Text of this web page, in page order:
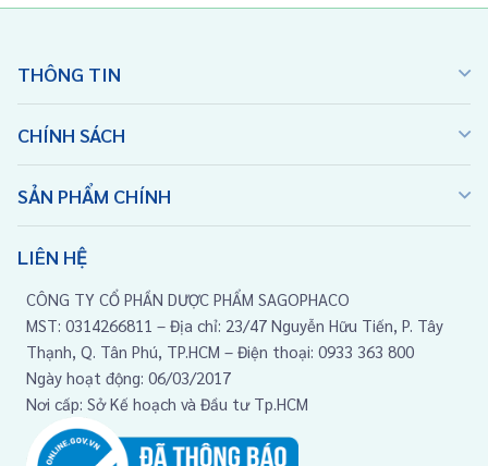
THÔNG TIN
CHÍNH SÁCH
SẢN PHẨM CHÍNH
LIÊN HỆ
CÔNG TY CỔ PHẦN DƯỢC PHẨM SAGOPHACO
MST: 0314266811 – Địa chỉ: 23/47 Nguyễn Hữu Tiến, P. Tây
Thạnh, Q. Tân Phú, TP.HCM – Điện thoại: 0933 363 800
Ngày hoạt động: 06/03/2017
Nơi cấp: Sở Kế hoạch và Đầu tư Tp.HCM